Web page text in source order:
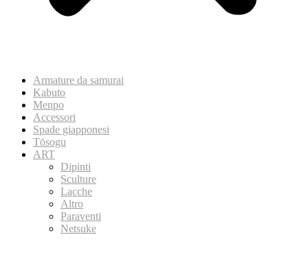
Armature da samurai
Kabuto
Menpo
Accessori
Spade giapponesi
Tōsogu
ART
Dipinti
Sculture
Lacche
Altro
Paraventi
Netsuke